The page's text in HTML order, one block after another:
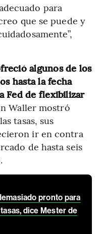
para
que se puede y
algunos de los
hasta la fecha
Fed de flexibilizar
Waller mostró
tasas, sus
ir en contra
de hasta seis
pronto para
dice Mester de